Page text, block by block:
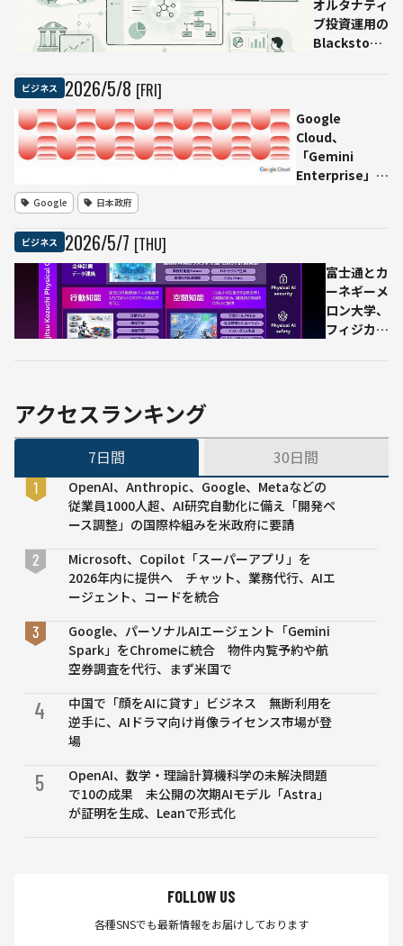
リアルタ
イム処理
オルタナティ
ブ投資運用の
Blackstone
業のClaude
導入を支援
ビジネス 2026/5/8 [FRI]
Google
Cloud、
「Gemini
Enterprise」と
治体でのAI利用
検討を後押し
Google 日本政府
ビジネス 2026/5/7 [THU]
富士通とカ
ーネギーメ
ロン大学、
フィジカル
を統合する
「Kozuchi
Physical
映
アクセスランキング
7日間 30日間
OpenAI、Anthropic、Google、Metaなどの
従業員1000人超、AI研究自動化に備え「開発ペ
ース調整」の国際枠組みを米政府に要請
Microsoft、Copilot「スーパーアプリ」を
2026年内に提供へ チャット、業務代行、AIエ
ージェント、コードを統合
Google、パーソナルAIエージェント「Gemini
Spark」をChromeに統合 物件内覧予約や航
空券調査を代行、まず米国で
4
中国で「顔をAIに貸す」ビジネス 無断利用を
逆手に、AIドラマ向け肖像ライセンス市場が登
場
5
OpenAI、数学・理論計算機科学の未解決問題
で10の成果 未公開の次期AIモデル「Astra」
が証明を生成、Leanで形式化
FOLLOW US
各種SNSでも最新情報をお届けしております